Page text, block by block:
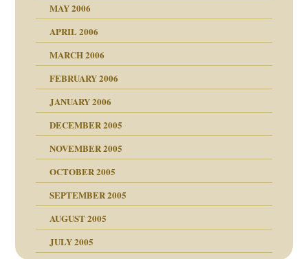
MAY 2006
APRIL 2006
MARCH 2006
FEBRUARY 2006
JANUARY 2006
DECEMBER 2005
NOVEMBER 2005
OCTOBER 2005
SEPTEMBER 2005
AUGUST 2005
JULY 2005